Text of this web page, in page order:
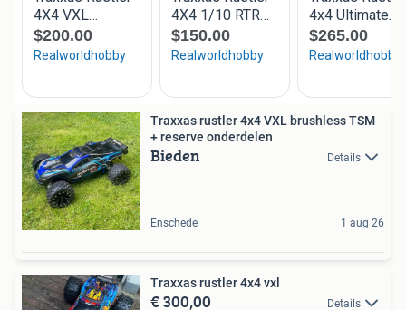
Traxxas rustler 4x4 VXL brushless TSM
+ reserve onderdelen
Bieden Details
Enschede 1 aug 26
Traxxas rustler 4x4 vxl
€ 300,00 Details